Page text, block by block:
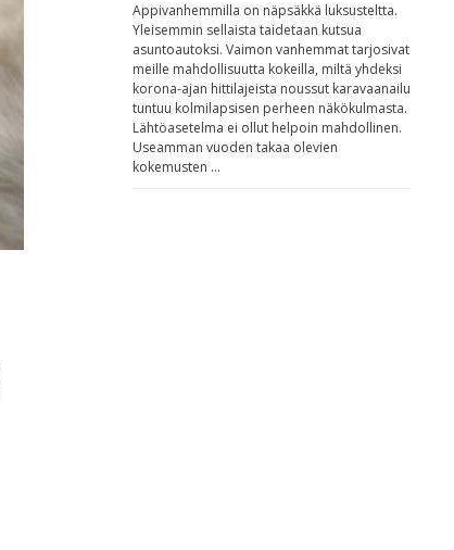
Appivanhemmilla on näpsäkkä luksusteltta.
Yleisemmin sellaista taidetaan kutsua
asuntoautoksi. Vaimon vanhemmat tarjosivat
meille mahdollisuutta kokeilla, miltä yhdeksi
korona-ajan hittilajeista noussut karavaanailu
tuntuu kolmilapsisen perheen näkökulmasta.
Lähtöasetelma ei ollut helpoin mahdollinen.
Useamman vuoden takaa olevien
kokemusten …